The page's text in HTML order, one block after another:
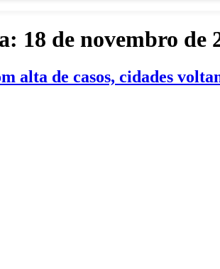
18 de novembro de
alta de casos, cidades